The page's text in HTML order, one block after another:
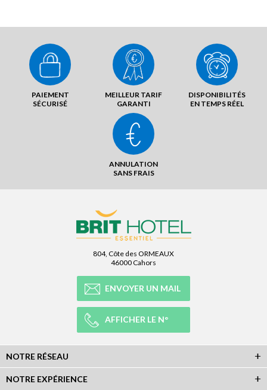
PAIEMENT
SÉCURISÉ
MEILLEUR TARIF
GARANTI
DISPONIBILITÉS
EN TEMPS RÉEL
ANNULATION
SANS FRAIS
804, Côte des ORMEAUX
46000 Cahors
ENVOYER UN MAIL
AFFICHER LE N°
NOTRE RÉSEAU
NOTRE EXPÉRIENCE